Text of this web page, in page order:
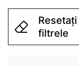
filtrele